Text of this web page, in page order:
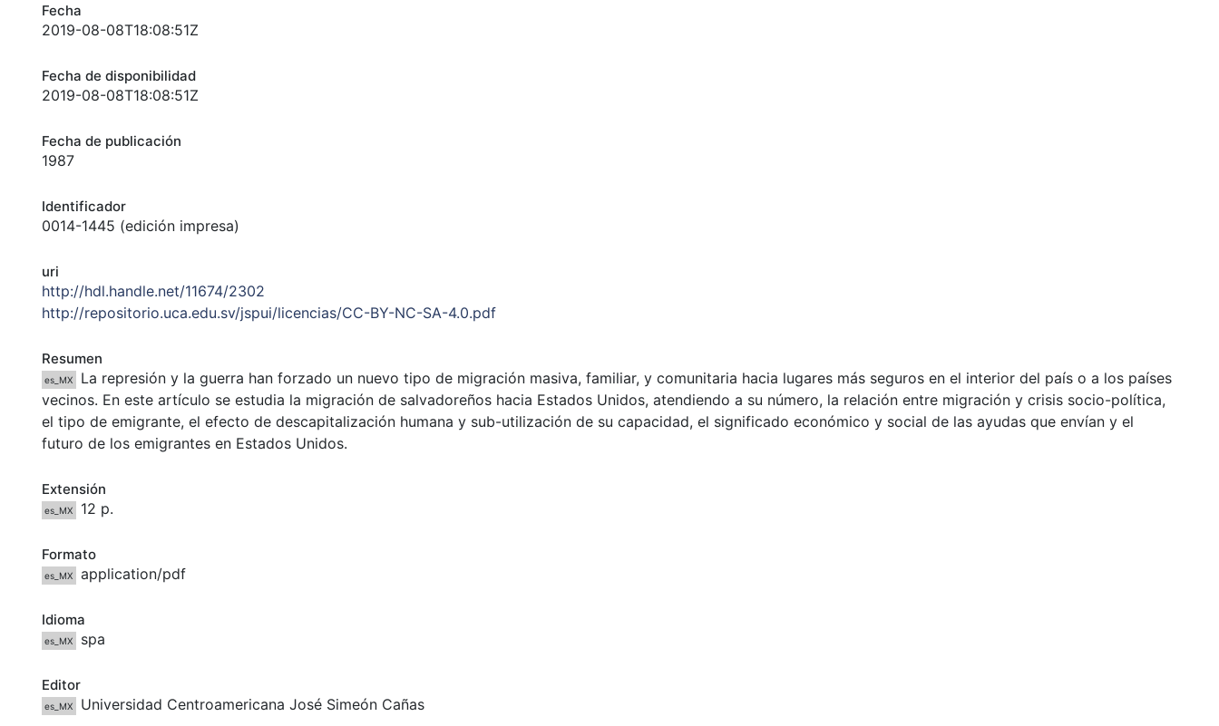
Fecha
2019-08-08T18:08:51Z
Fecha de disponibilidad
2019-08-08T18:08:51Z
Fecha de publicación
1987
Identificador
0014-1445 (edición impresa)
uri
http://hdl.handle.net/11674/2302
http://repositorio.uca.edu.sv/jspui/licencias/CC-BY-NC-SA-4.0.pdf
Resumen
es_MX
La represión y la guerra han forzado un nuevo tipo de migración masiva, familiar, y comunitaria hacia lugares más seguros en el interior del país o a los países
vecinos. En este artículo se estudia la migración de salvadoreños hacia Estados Unidos, atendiendo a su número, la relación entre migración y crisis socio-política,
el tipo de emigrante, el efecto de descapitalización humana y sub-utilización de su capacidad, el significado económico y social de las ayudas que envían y el
futuro de los emigrantes en Estados Unidos.
Extensión
es_MX 12 p.
Formato
es_MX application/pdf
Idioma
es_MX spa
Editor
es_MX Universidad Centroamericana José Simeón Cañas